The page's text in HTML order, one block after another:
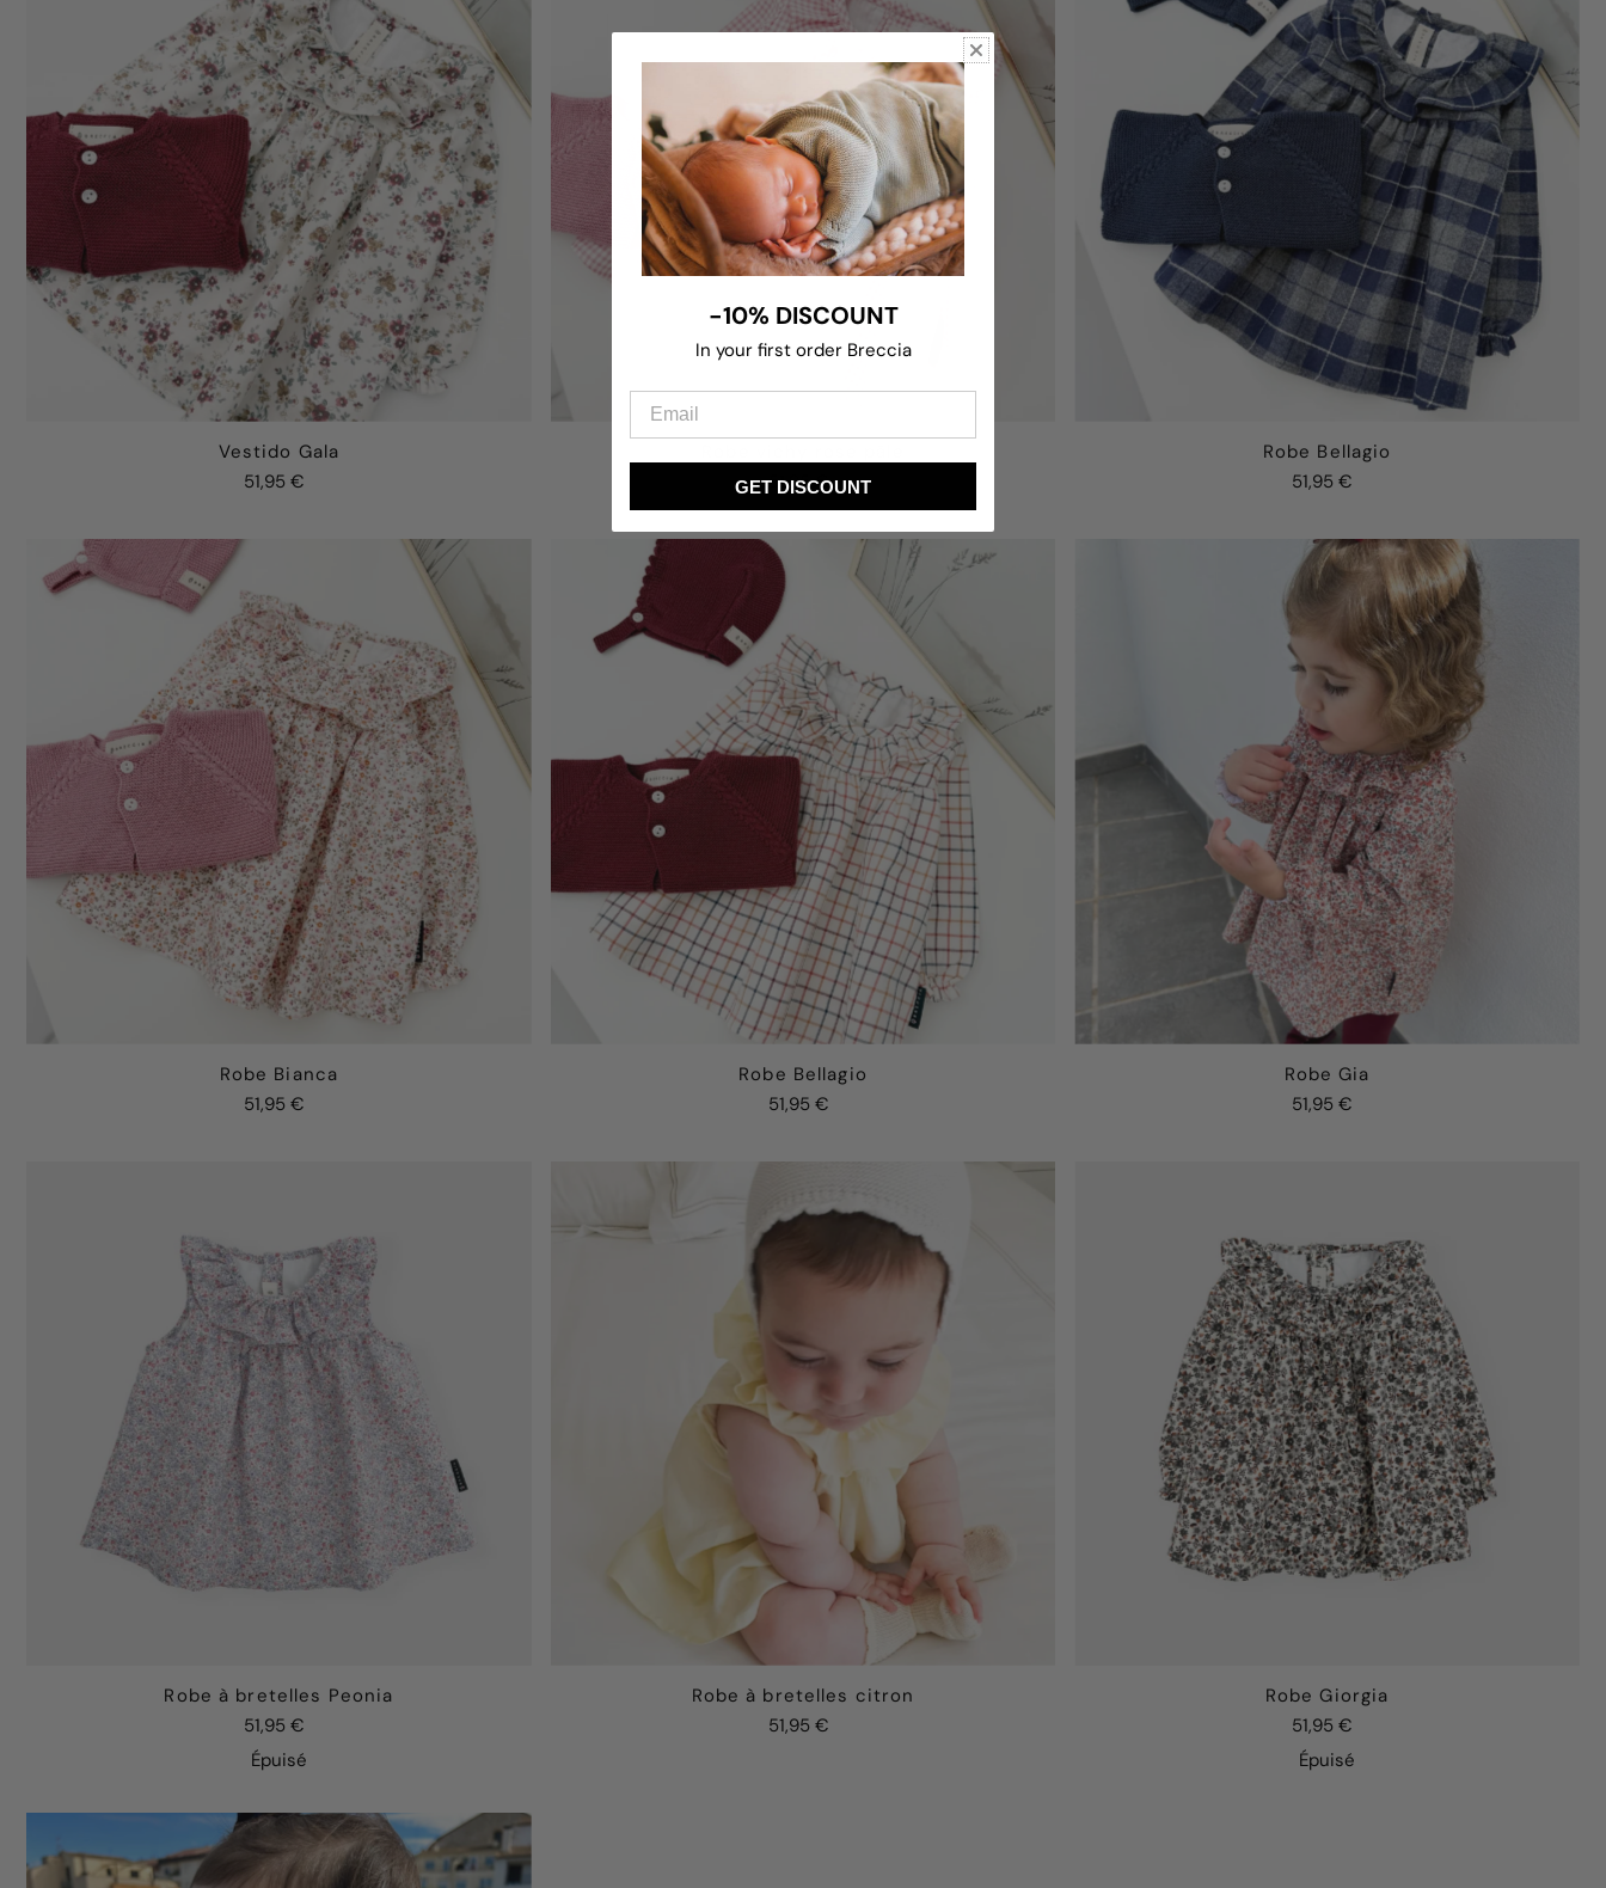
Vestido Gala
51,95 €
51,95 €
Robe Bellagio
51,95 €
Robe Bianca
51,95 €
Robe Bellagio
51,95 €
Robe Gia
51,95 €
Robe à bretelles Peonia
51,95 €
Épuisé
Robe à bretelles citron
51,95 €
Robe Giorgia
51,95 €
Épuisé
-10% DISCOUNT
In your first order Breccia
GET DISCOUNT